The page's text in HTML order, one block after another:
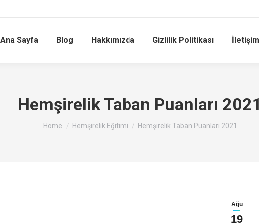
Ana Sayfa Blog Hakkımızda Gizlilik Politikası İletişim
Hemşirelik Taban Puanları 2021
You are here:
Home Hemşirelik Eğitimi Hemşirelik Taban Puanları 2021
Ağu
19